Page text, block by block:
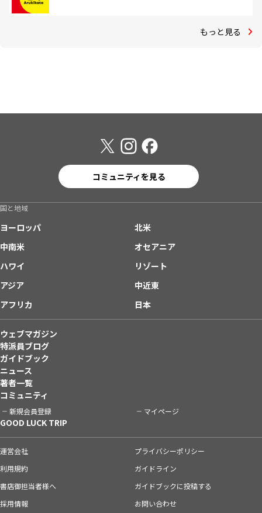
もっと見る
コミュニティを見る
国と地域
ヨーロッパ
北米
中南米
オセアニア
ハワイ
リゾート
アジア
中近東
アフリカ
日本
ウェブマガジン
特派員ブログ
ガイドブック
ニュース
著者一覧
コミュニティ
新規会員登録 マイページ
GOOD LUCK TRIP
運営会社
プライバシーポリシー
利用規約
ガイドライン
書店御担当者様へ
ガイドブックに投稿する
採用情報
お問い合わせ